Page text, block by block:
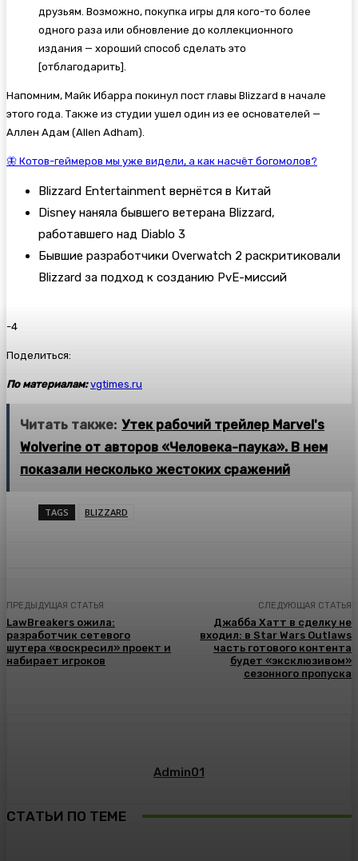
друзьям. Возможно, покупка игры для кого-то более
одного раза или обновление до коллекционного
издания — хороший способ сделать это
[отблагодарить].
Напомним, Майк Ибарра покинул пост главы Blizzard в начале
этого года. Также из студии ушел один из ее основателей —
Аллен Адам (Allen Adham).
🦋 Котов-геймеров мы уже видели, а как насчёт богомолов?
Blizzard Entertainment вернётся в Китай
Disney наняла бывшего ветерана Blizzard,
работавшего над Diablo 3
Бывшие разработчики Overwatch 2 раскритиковали
Blizzard за подход к созданию PvE-миссий
-4
Поделиться:
По материалам: vgtimes.ru
Читать также: Утек рабочий трейлер Marvel's
Wolverine от авторов «Человека-паука». В нем
показали несколько жестоких сражений
TAGS BLIZZARD
ПРЕДЫДУЩАЯ СТАТЬЯ
LawBreakers ожила:
разработчик сетевого
шутера «воскресил» проект и
набирает игроков
СЛЕДУЮЩАЯ СТАТЬЯ
Джабба Хатт в сделку не
входил: в Star Wars Outlaws
часть готового контента
будет «эксклюзивом»
сезонного пропуска
Admin01
СТАТЬИ ПО ТЕМЕ